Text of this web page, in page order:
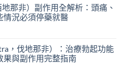
那非）副作用全解析：頭痛、
情況必須停藥就醫
，伐地那非）：治療勃起功能
果與副作用完整指南